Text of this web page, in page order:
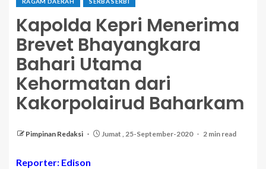
Kapolda Kepri Menerima
Brevet Bhayangkara
Bahari Utama
Kehormatan dari
Kakorpolairud Baharkam
Pimpinan Redaksi Jumat , 25-September-2020 2 min read
Reporter: Edison